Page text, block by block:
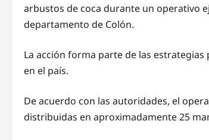
arbustos de coca durante un operativo
departamento de Colón.
La acción forma parte de las
en el país.
De acuerdo con las autoridades, el
distribuidas en aproximadamente 25